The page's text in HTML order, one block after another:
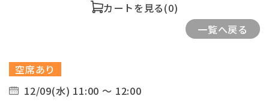
カートを見る(0)
一覧へ戻る
空席あり
12/09(水) 11:00 ～ 12:00